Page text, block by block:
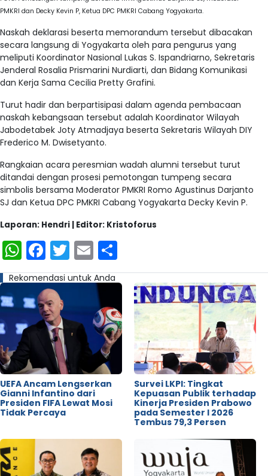
PMKRI dan Decky Kevin P, Ketua DPC PMKRI Cabang Yogyakarta.
Naskah deklarasi beserta memorandum tersebut dibacakan
secara langsung di Yogyakarta oleh para pengurus yang
meliputi Koordinator Nasional Lukas S. Ispandriarno, Sekretaris
Jenderal Rosalia Prismarini Nurdiarti, dan Bidang Komunikasi
dan Kerja Sama Cecilia Pretty Grafini.
Turut hadir dan berpartisipasi dalam agenda pembacaan
naskah kebangsaan tersebut adalah Koordinator Wilayah
Jabodetabek Joty Atmadjaya beserta Sekretaris Wilayah DIY
Frederico M. Dwisetyanto.
Rangkaian acara peresmian wadah alumni tersebut turut
ditandai dengan prosesi pemotongan tumpeng secara
simbolis bersama Moderator PMKRI Romo Agustinus Darjanto
SJ dan Ketua DPC PMKRI Cabang Yogyakarta Decky Kevin P.
Laporan: Hendri | Editor: Kristoforus
WhatsApp
Facebook
Twitter
Email
Rekomendasi untuk Anda
UEFA Ancam Lengserkan
Gianni Infantino dari
Presiden FIFA Lewat Mosi
Tidak Percaya
Survei LKPI: Tingkat
Kepuasan Publik terhadap
Kinerja Presiden Prabowo
pada Semester I 2026
Tembus 79,3 Persen